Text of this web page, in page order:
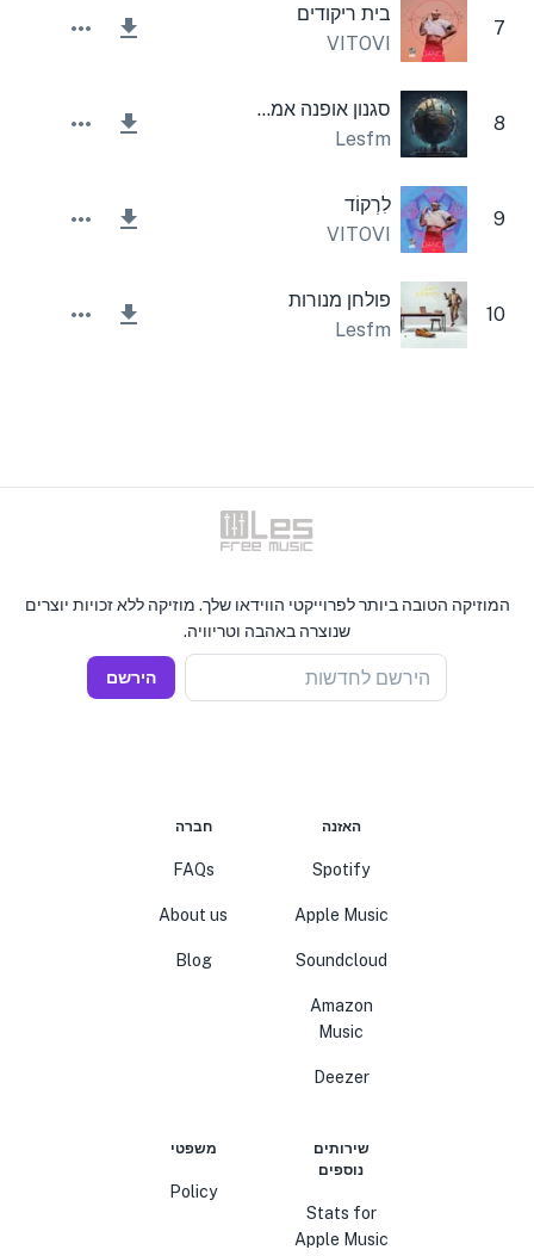
7
בית ריקודים
VITOVI
8
סגנון אופנה אמביינט
Lesfm
9
לִרְקוֹד
VITOVI
10
פולחן מנורות
Lesfm
המוזיקה הטובה ביותר לפרוייקטי הווידאו שלך. מוזיקה ללא זכויות יוצרים
שנוצרה באהבה וטריוויה.
הירשם לחדשות הירשם
האזנה
Spotify
Apple Music
Soundcloud
Amazon
Music
Deezer
חברה
FAQs
About us
Blog
שירותים
נוספים
Stats for
Apple Music
משפטי
Policy